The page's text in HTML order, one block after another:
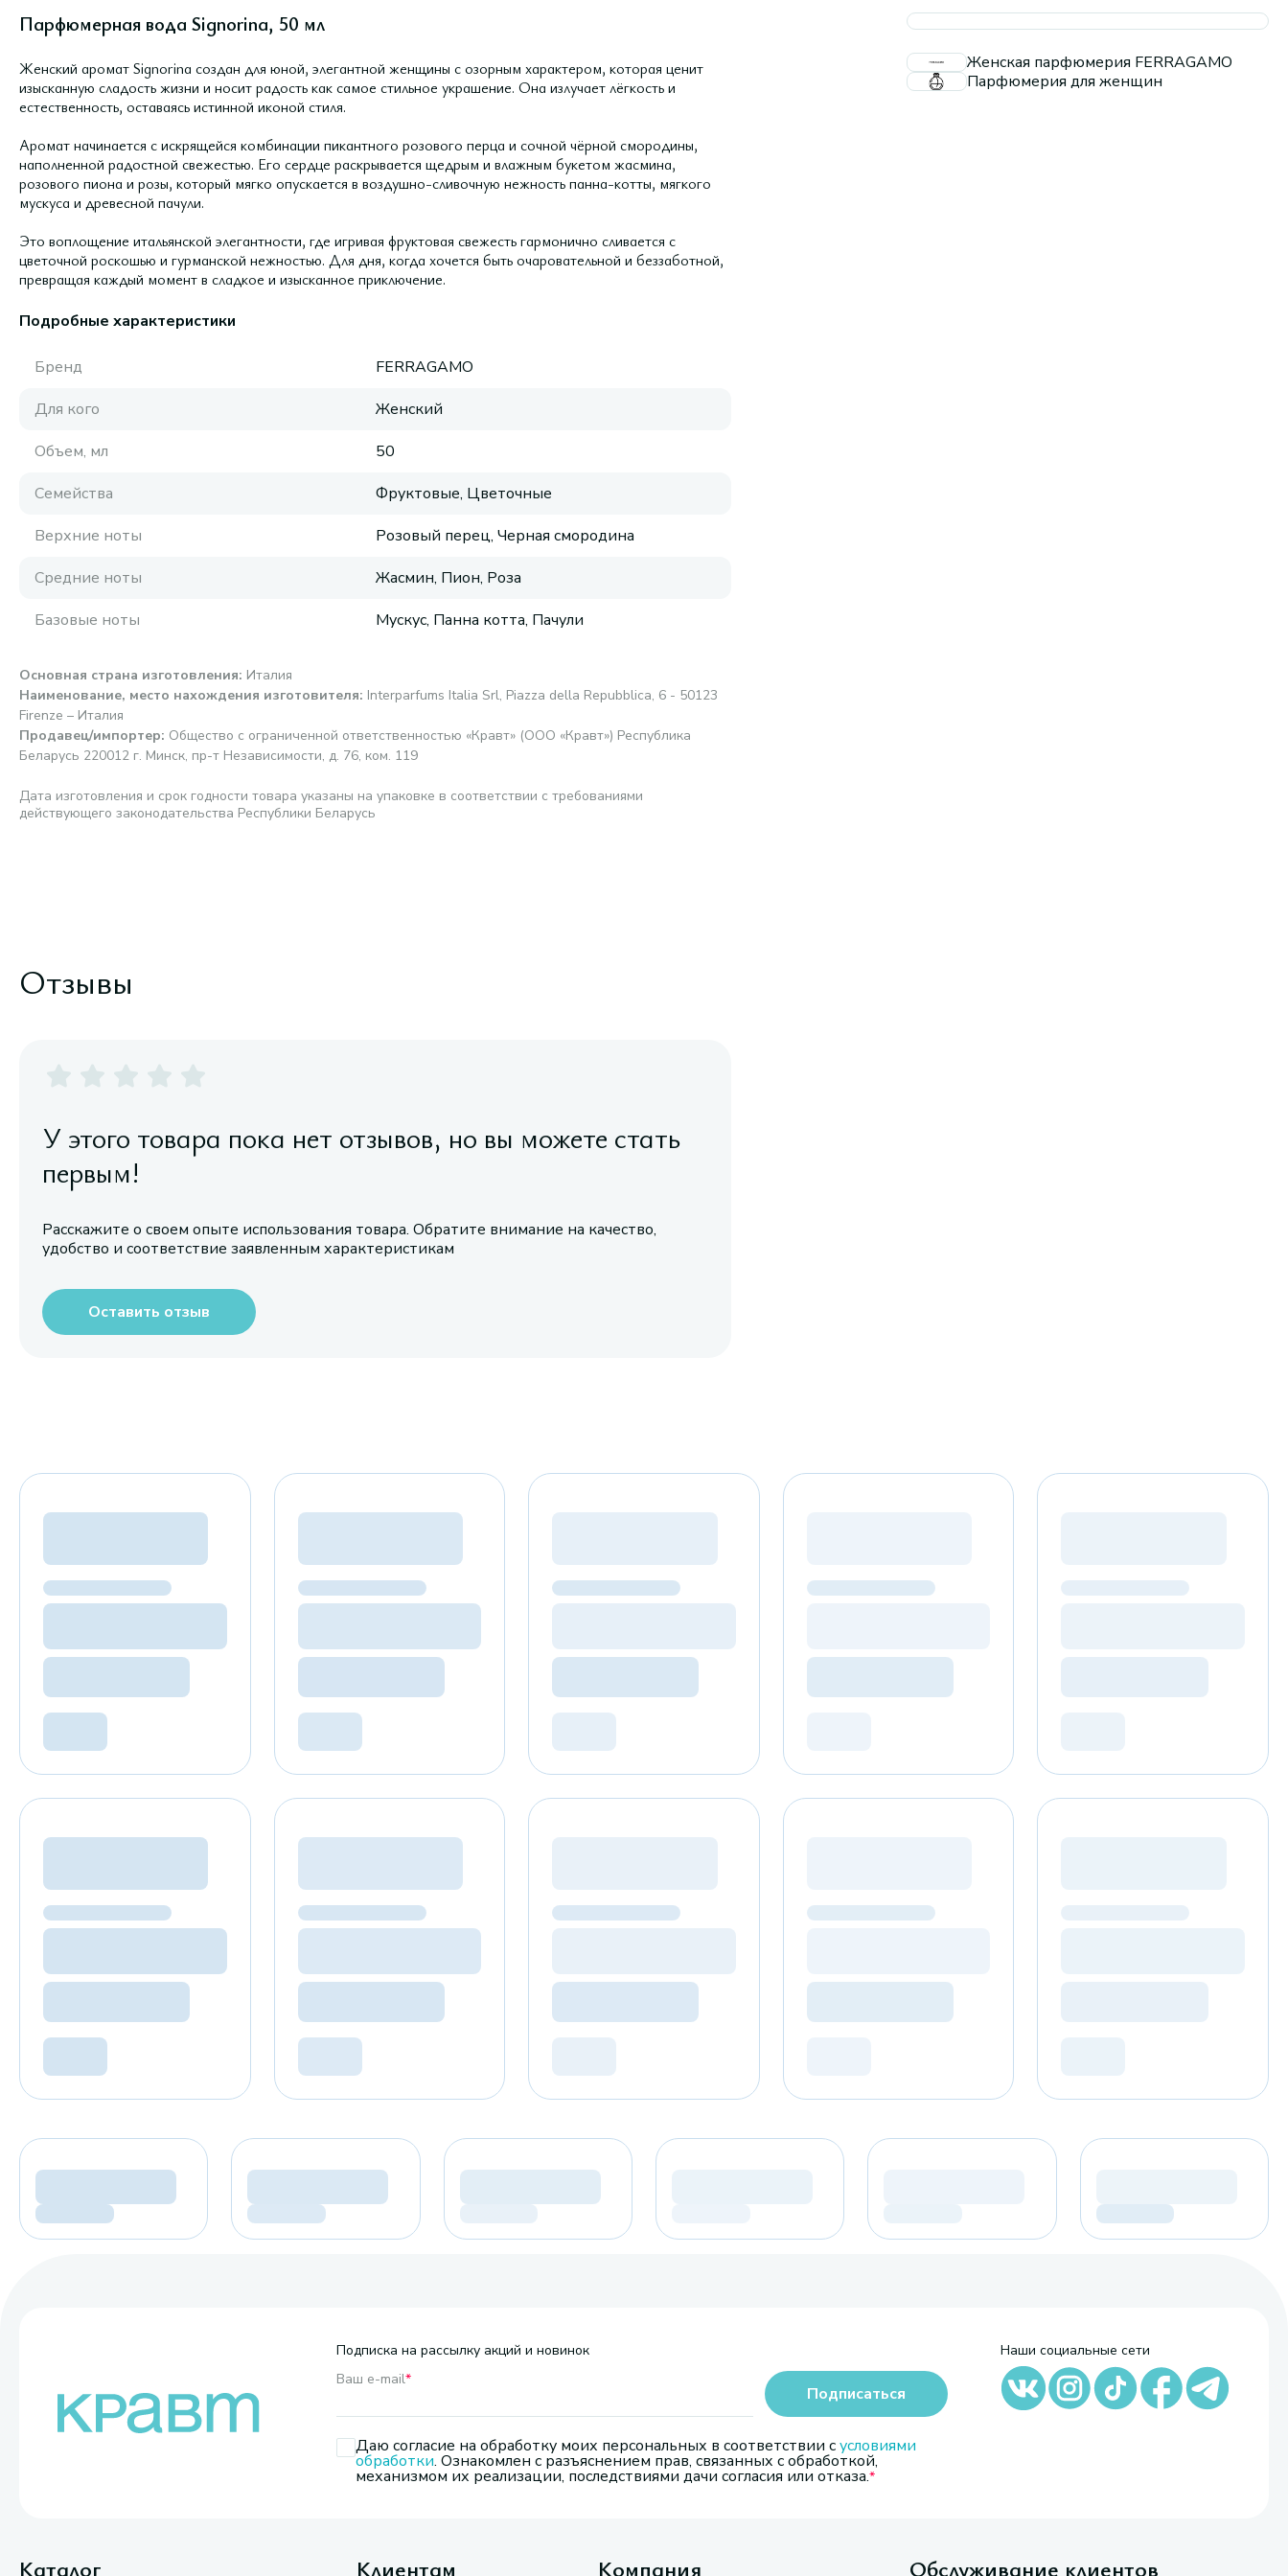
Парфюмерная вода Signorina, 50 мл
Женский аромат Signorina создан для юной, элегантной женщины с озорным характером, которая ценит
изысканную сладость жизни и носит радость как самое стильное украшение. Она излучает лёгкость и
естественность, оставаясь истинной иконой стиля.
Аромат начинается с искрящейся комбинации пикантного розового перца и сочной чёрной смородины,
наполненной радостной свежестью. Его сердце раскрывается щедрым и влажным букетом жасмина,
розового пиона и розы, который мягко опускается в воздушно-сливочную нежность панна-котты, мягкого
мускуса и древесной пачули.
Это воплощение итальянской элегантности, где игривая фруктовая свежесть гармонично сливается с
цветочной роскошью и гурманской нежностью. Для дня, когда хочется быть очаровательной и беззаботной,
превращая каждый момент в сладкое и изысканное приключение.
Подробные характеристики
Бренд
FERRAGAMO
Для кого
Женский
Объем, мл
50
Семейства
Фруктовые, Цветочные
Верхние ноты
Розовый перец, Черная смородина
Средние ноты
Жасмин, Пион, Роза
Базовые ноты
Мускус, Панна котта, Пачули
Основная страна изготовления: Италия
Наименование, место нахождения изготовителя: Interparfums Italia Srl, Piazza della Repubblica, 6 - 50123
Firenze – Италия
Продавец/импортер: Общество с ограниченной ответственностью «Кравт» (ООО «Кравт») Республика
Беларусь 220012 г. Минск, пр-т Независимости, д. 76, ком. 119
Дата изготовления и срок годности товара указаны на упаковке в соответствии с требованиями
действующего законодательства Республики Беларусь
Женская парфюмерия FERRAGAMO
Парфюмерия для женщин
Отзывы
У этого товара пока нет отзывов, но вы можете стать
первым!
Расскажите о своем опыте использования товара. Обратите внимание на качество,
удобство и соответствие заявленным характеристикам
Оставить отзыв
Подписка на рассылку акций и новинок
Ваш e-mail*
Даю согласие на обработку моих персональных в соответствии сусловиями
обработки. Ознакомлен с разъяснением прав, связанных с обработкой,
механизмом их реализации, последствиями дачи согласия или отказа.
Подписаться
Наши социальные сети
Каталог Клиентам Компания Обслуживание клиентов